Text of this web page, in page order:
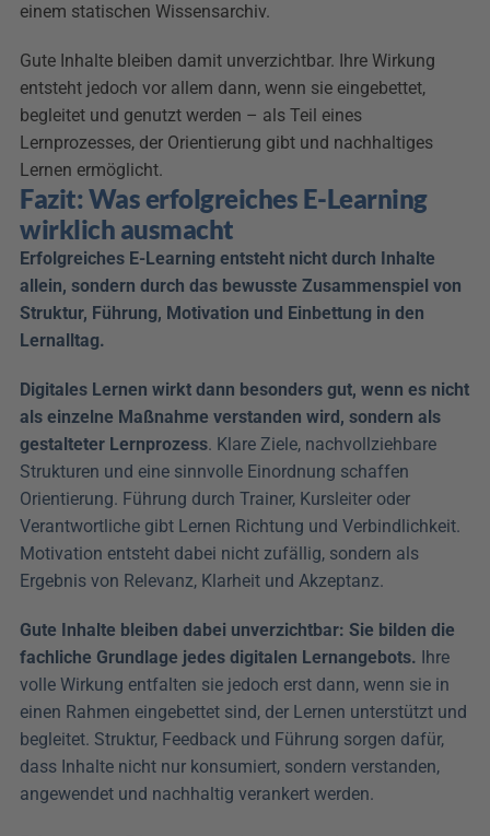
einem statischen Wissensarchiv.
Gute Inhalte bleiben damit unverzichtbar. Ihre Wirkung
entsteht jedoch vor allem dann, wenn sie eingebettet,
begleitet und genutzt werden – als Teil eines
Lernprozesses, der Orientierung gibt und nachhaltiges
Lernen ermöglicht.
Fazit: Was erfolgreiches E-Learning
wirklich ausmacht
Erfolgreiches E-Learning entsteht nicht durch Inhalte
allein, sondern durch das bewusste Zusammenspiel von
Struktur, Führung, Motivation und Einbettung in den
Lernalltag.
Digitales Lernen wirkt dann besonders gut, wenn es nicht
als einzelne Maßnahme verstanden wird, sondern als
gestalteter Lernprozess. Klare Ziele, nachvollziehbare
Strukturen und eine sinnvolle Einordnung schaffen
Orientierung. Führung durch Trainer, Kursleiter oder
Verantwortliche gibt Lernen Richtung und Verbindlichkeit.
Motivation entsteht dabei nicht zufällig, sondern als
Ergebnis von Relevanz, Klarheit und Akzeptanz.
Gute Inhalte bleiben dabei unverzichtbar: Sie bilden die
fachliche Grundlage jedes digitalen Lernangebots. Ihre
volle Wirkung entfalten sie jedoch erst dann, wenn sie in
einen Rahmen eingebettet sind, der Lernen unterstützt und
begleitet. Struktur, Feedback und Führung sorgen dafür,
dass Inhalte nicht nur konsumiert, sondern verstanden,
angewendet und nachhaltig verankert werden.